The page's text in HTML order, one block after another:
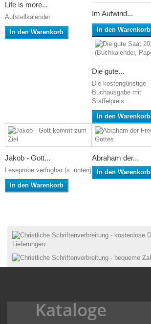
Life is more...
Aufstellkalender
In den Warenkorb
Im Aufwind...
In den Warenkorb
Die gute...
Die kostengünstige
Buchausgabe mit
Staffelpreis...
In den Warenkorb
Jakob - Gott...
Leseprobe verfügbar (s. unten)
In den Warenkorb
Abraham der...
In den Warenkorb
Kataloge